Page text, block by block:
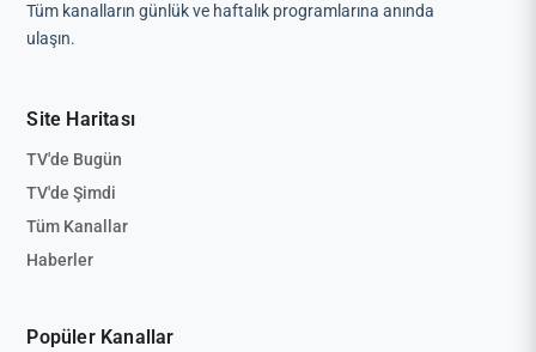
Tüm kanalların günlük ve haftalık programlarına anında
ulaşın.
Site Haritası
TV'de Bugün
TV'de Şimdi
Tüm Kanallar
Haberler
Popüler Kanallar